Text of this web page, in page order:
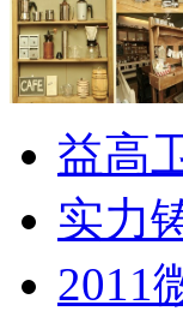
益高
实力
2011